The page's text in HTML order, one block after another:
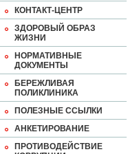
КОНТАКТ-ЦЕНТР
ЗДОРОВЫЙ ОБРАЗ
ЖИЗНИ
НОРМАТИВНЫЕ
ДОКУМЕНТЫ
БЕРЕЖЛИВАЯ
ПОЛИКЛИНИКА
ПОЛЕЗНЫЕ ССЫЛКИ
АНКЕТИРОВАНИЕ
ПРОТИВОДЕЙСТВИЕ